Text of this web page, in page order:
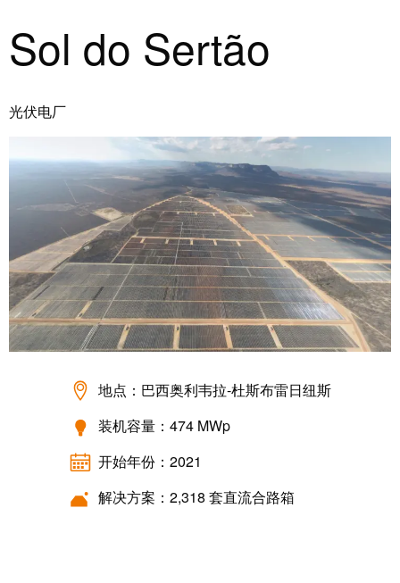
制
线
跳
线
和
电
缆
PLC/DCS
系
统
布
线
和
迁
移
解
决
WMC
技
术
支
持
工
程
设
计
据
技
术
产
品
的
市
场
和
行
业
分
销
道
IIoT
合
作
伙
Sol do Sertão
光伏电厂
地点：巴西奥利韦拉-杜斯布雷日纽斯
装机容量：474 MWp
开始年份：2021
解决方案：2,318 套直流合路箱